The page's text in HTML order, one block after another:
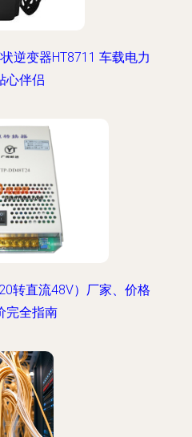
逆变器HT8711 车载电力
心伴侣
转直流48V）厂家、价格
完全指南